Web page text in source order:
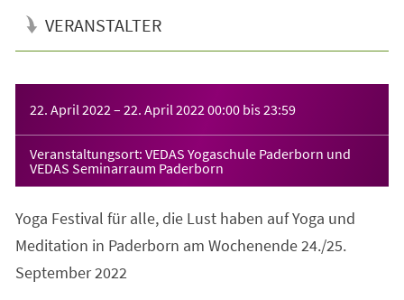
VERANSTALTER
22. April 2022 – 22. April 2022 00:00 bis23:59
Veranstaltungsort: VEDAS Yogaschule Paderborn und
VEDAS Seminarraum Paderborn
Yoga Festival für alle, die Lust haben auf Yoga und
Meditation in Paderborn am Wochenende 24./25.
September 2022